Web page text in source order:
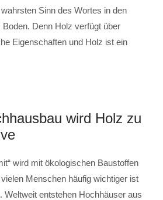
Sinn des Wortes in den
Denn Holz verfügt über
Eigenschaften und Holz ist ein
wird Holz zu
wird mit ökologischen Baustoffen
Menschen häufig wichtiger ist
Weltweit entstehen Hochhäuser aus